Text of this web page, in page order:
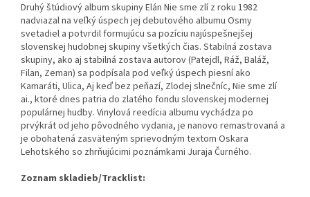
Druhý štúdiový album skupiny Elán Nie sme zlí z roku 1982
nadviazal na veľký úspech jej debutového albumu Osmy
svetadiel a potvrdil formujúcu sa pozíciu najúspešnejšej
slovenskej hudobnej skupiny všetkých čias. Stabilná zostava
skupiny, ako aj stabilná zostava autorov (Patejdl, Ráž, Baláž,
Filan, Zeman) sa podpísala pod veľký úspech piesní ako
Kamaráti, Ulica, Aj keď bez peňazí, Zlodej slnečníc, Nie sme zlí
ai., ktoré dnes patria do zlatého fondu slovenskej modernej
populárnej hudby. Vinylová reedícia albumu vychádza po
prvýkrát od jeho pôvodného vydania, je nanovo remastrovaná a
je obohatená zasväteným sprievodným textom Oskara
Lehotského so zhrňujúcimi poznámkami Juraja Čurného.
Zoznam skladieb/Tracklist: